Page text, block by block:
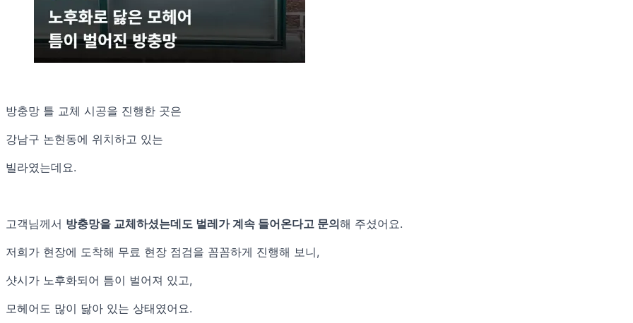
방충망 틀 교체 시공을 진행한 곳은
강남구 논현동에 위치하고 있는
빌라였는데요.
고객님께서 방충망을 교체하셨는데도 벌레가 계속 들어온다고 문의해 주셨어요.
저희가 현장에 도착해 무료 현장 점검을 꼼꼼하게 진행해 보니,
샷시가 노후화되어 틈이 벌어져 있고,
모헤어도 많이 닳아 있는 상태였어요.